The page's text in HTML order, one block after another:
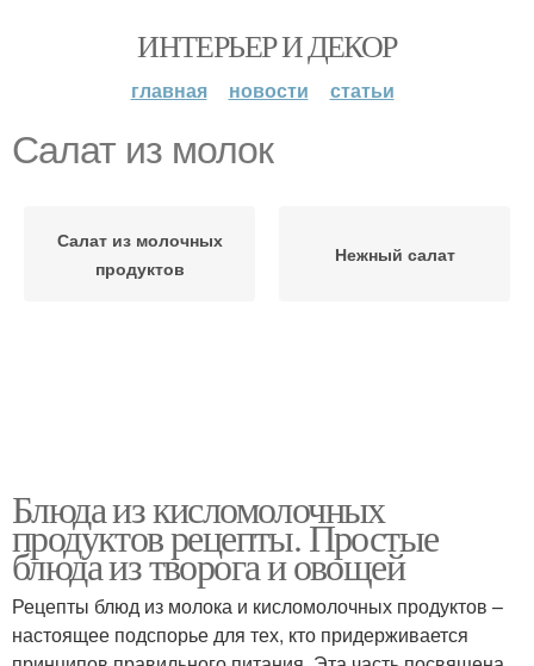
ИНТЕРЬЕР И ДЕКОР
главная новости статьи
Салат из молок
Салат из молочных
продуктов
Нежный салат
Блюда из кисломолочных
продуктов рецепты. Простые
блюда из творога и овощей
Рецепты блюд из молока и кисломолочных продуктов –
настоящее подспорье для тех, кто придерживается